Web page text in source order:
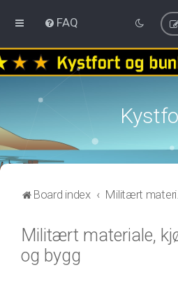
FAQ
Board index Militært
Militært materiale,
og bygg